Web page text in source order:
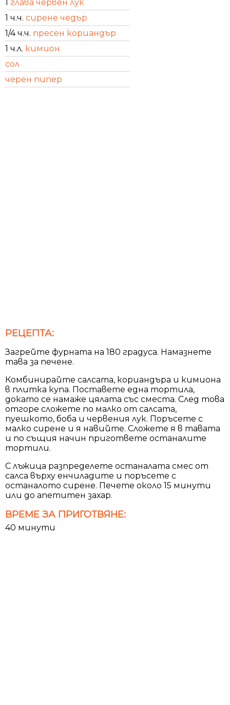
1 глава червен лук
1 ч.ч. сирене чедър
1/4 ч.ч. пресен кориандър
1 ч.л. кимион
сол
черен пипер
РЕЦЕПТА:
Загрейте фурната на 180 градуса. Намазнете
тава за печене.
Комбинирайте салсата, кориандъра и кимиона
в плитка купа. Поставете една тортила,
докато се намаже цялата със сместа. След това
отгоре сложете по малко от салсата,
пуешкото, боба и червения лук. Поръсете с
малко сирене и я навийте. Сложете я в тавата
и по същия начин пригответе останалите
тортили.
С лъжица разпределете останалата смес от
салса върху енчиладите и поръсете с
останалото сирене. Печете около 15 минути
или до апетитен захар.
ВРЕМЕ ЗА ПРИГОТВЯНЕ:
40 минути